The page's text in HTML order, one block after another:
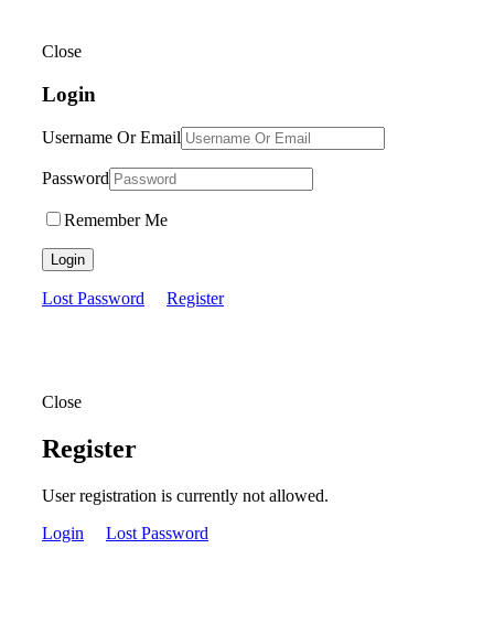
Close
Login
Username Or Email
Password
Remember Me
Login
Lost Password Register
Close
Register
User registration is currently not allowed.
Login
Lost Password